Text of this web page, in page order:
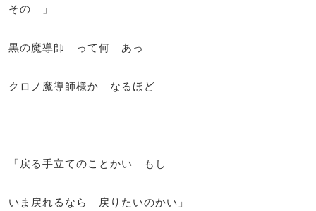
その 」
黒の魔導師 って何 あっ
クロノ魔導師様か なるほど
「戻る手立てのことかい もし
いま戻れるなら 戻りたいのかい」